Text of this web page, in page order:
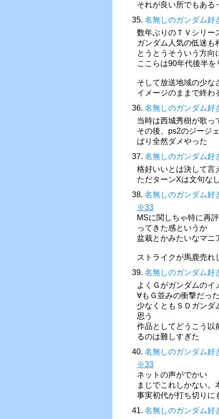
それが良い所でもある
35. 名無しのガンダム好
数年ぶりのＴＶシリー
ガンダム人気の低迷も
とうとうそういう方向
ここらは90年代後半
そして放送地域の少な
イメージのままで終わ
36. 名無しのガンダム好
当時は西城秀樹が歌っ
その後、ps2のジージ
ぱり全然ダメやった
37. 名無しのガンダム好
格好いいとは決して言
ただターンXは文句な
38. 名無しのガンダム好
※33
MSに関しちゃ特に再
ってきた感というか
盆栽とかみたいなマニ
ストライクが馬鹿売れ
39. 名無しのガンダム好
よくＧがガンダムのイ
∀もＧ並みの衝撃だっ
少なくともＳＤガンダ
思う
作品としてどうこう以
るのは難しすぎた
40. 名無しのガンダム好
※33
ネットの声がでかい
まじでこれしかない
事実初代が打ち切りに
41. 名無しのガンダム好